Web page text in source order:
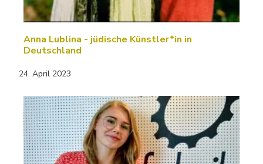
Anna Lublina - jüdische Künstler*in in
Deutschland
24. April 2023